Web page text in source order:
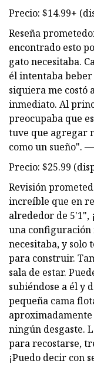
Precio: $14.99+
Reseña
encontrado esto
gato necesitaba.
él intentaba beber
siquiera me costó
inmediato. Al
preocupaba que
tuve que agregar
como un sueño".
Precio: $25.99
Revisión
increíble que en
alrededor de 5'1",
una configuración
necesitaba, y solo
para construir.
sala de estar.
subiéndose a él y
pequeña cama
aproximadamente
ningún desgaste.
para recostarse,
¡Puedo decir con